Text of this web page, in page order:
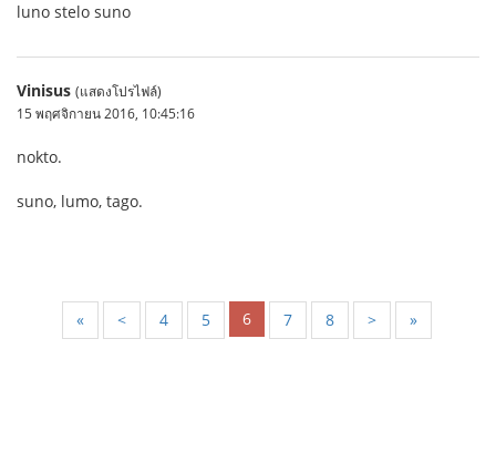
luno stelo suno
Vinisus (แสดงโปรไฟล์)
15 พฤศจิกายน 2016, 10:45:16
nokto.
suno, lumo, tago.
« < 4 5 6 7 8 > »